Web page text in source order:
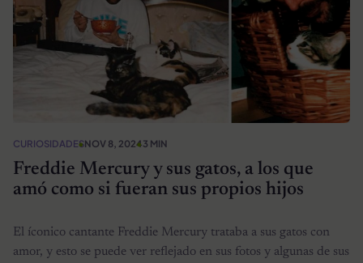
CURIOSIDADESNOV 8, 20243 MIN
Freddie Mercury y sus gatos, a los que
amó como si fueran sus propios hijos
El íconico cantante Freddie Mercury trataba a sus gatos con
amor, y esto se puede ver reflejado en sus fotos y algunas de sus